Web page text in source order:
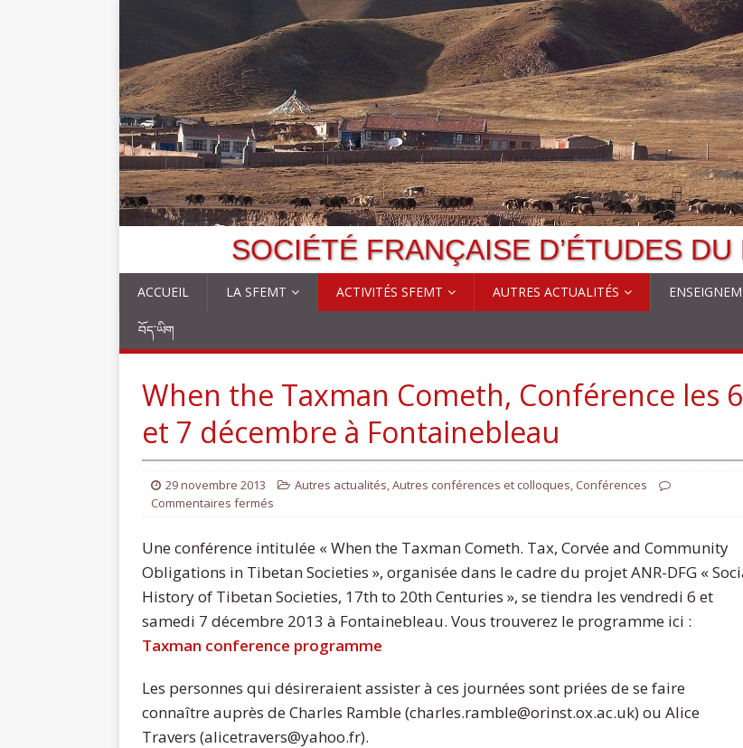
SOCIÉTÉ FRANÇAISE D’ÉTUDES
ACCUEIL LA SFEMT ACTIVITÉS SFEMT AUTRES ACTUALITÉS
བོད་ཡིག
When the Taxman Cometh, Conférence les 6
et 7 décembre à Fontainebleau
29 novembre 2013 Autres actualités,Autres conférences et colloques, Conférences
Commentaires fermés
Une conférence intitulée « When the Taxman Cometh. Tax, Corvée and Community
Obligations in Tibetan Societies », organisée dans le cadre du projet ANR-DFG «
History of Tibetan Societies, 17th to 20th Centuries », se tiendra les vendredi 6 et
samedi 7 décembre 2013 à Fontainebleau. Vous trouverez le programme ici :
Taxman conference programme
Les personnes qui désireraient assister à ces journées sont priées de se faire
connaître auprès de Charles Ramble (charles.ramble@orinst.ox.ac.uk) ou Alice
Travers (alicetravers@yahoo.fr).